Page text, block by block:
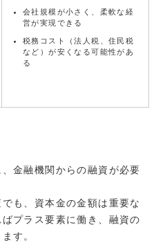
会社規模が小さく、柔軟な経
営が実現できる
税務コスト（法人税、住民税
など）が安くなる可能性があ
る
金融機関からの融資が必要
も、資本金の金額は重要な
プラス要素に働き、融資の
す。